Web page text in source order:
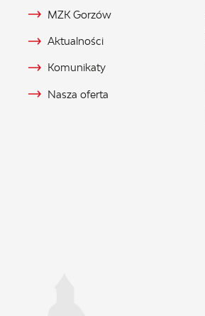
MZK Gorzów
Aktualności
Komunikaty
Nasza oferta